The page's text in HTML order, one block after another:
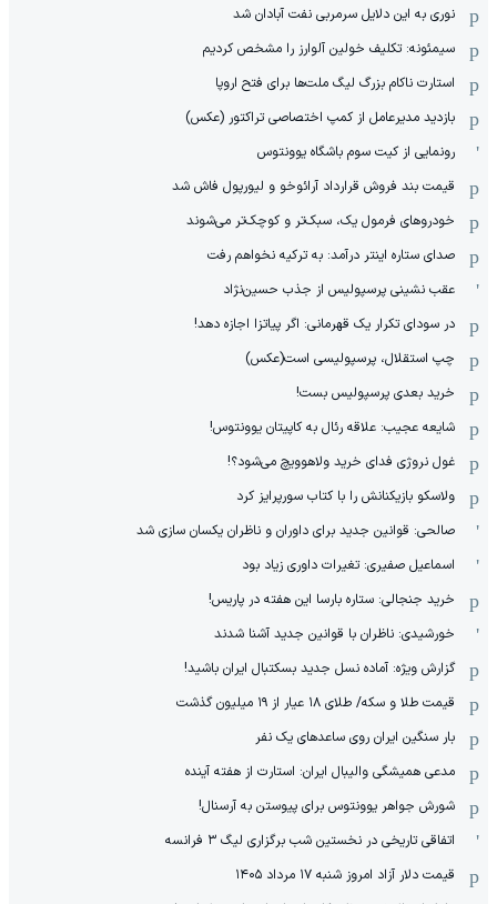
نوری به این دلایل سرمربی نفت آبادان شد
سیمئونه: تکلیف خولین آلوارز را مشخص کردیم
استارت ناکام بزرگ لیگ ملت‌ها برای فتح اروپا
بازدید مدیرعامل از کمپ اختصاصی تراکتور (عکس)
رونمایی از کیت سوم باشگاه یوونتوس
قیمت بند فروش قرارداد آرائوخو و لیورپول فاش شد
خودروهای فرمول یک، سبک‌تر و کوچک‌تر می‌شوند
صدای ستاره اینتر درآمد: به ترکیه نخواهم رفت
عقب نشینی پرسپولیس از جذب حسین‌نژاد
در سودای تکرار یک قهرمانی: اگر پیاتزا اجازه دهد!
چپ استقلال، پرسپولیسی است(عکس)
خرید بعدی پرسپولیس بست!
شایعه عجیب: علاقه رئال به کاپیتان یوونتوس!
غول نروژی فدای خرید ولاهوویچ می‌شود؟!
ولاسکو بازیکنانش را با کتاب سورپرایز کرد
صالحی: قوانین جدید برای داوران و ناظران یکسان سازی شد
اسماعیل صفیری: تغیرات داوری زیاد بود
خرید جنجالی: ستاره بارسا این هفته در پاریس!
خورشیدی: ناظران با قوانین جدید آشنا شدند
گزارش ویژه‌: آماده نسل جدید بسکتبال ایران باشید!
قیمت طلا و سکه/ طلای ۱۸ عیار از ۱۹ میلیون گذشت
بار سنگین ایران روی ساعدهای یک نفر
مدعی همیشگی والیبال ایران: استارت از هفته آینده
شورش جواهر یوونتوس برای پیوستن به آرسنال!
اتفاقی تاریخی در نخستین شب برگزاری لیگ ۳ فرانسه
قیمت دلار آزاد امروز شنبه ۱۷ مرداد ۱۴۰۵